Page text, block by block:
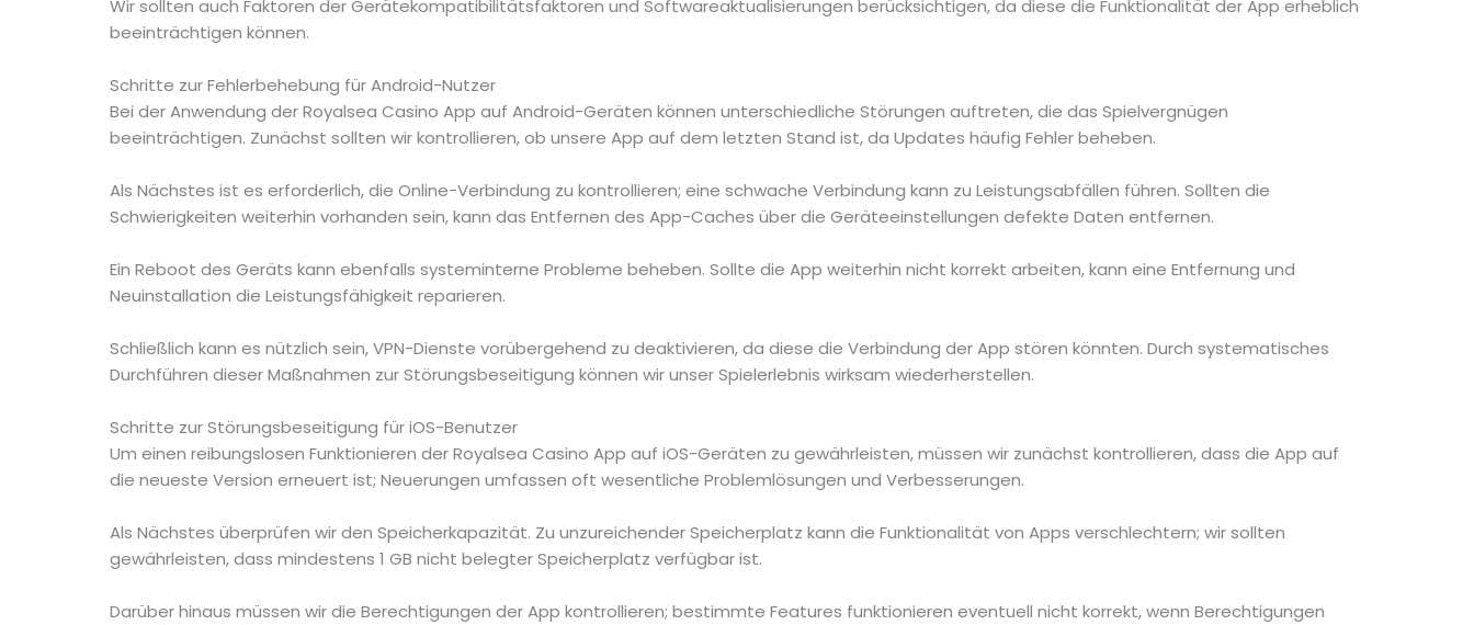
Wir sollten auch Faktoren der Gerätekompatibilitätsfaktoren und Softwareaktualisierungen berücksichtigen, da diese die Funktionalität der App erheblich
beeinträchtigen können.
Schritte zur Fehlerbehebung für Android-Nutzer
Bei der Anwendung der Royalsea Casino App auf Android-Geräten können unterschiedliche Störungen auftreten, die das Spielvergnügen
beeinträchtigen. Zunächst sollten wir kontrollieren, ob unsere App auf dem letzten Stand ist, da Updates häufig Fehler beheben.
Als Nächstes ist es erforderlich, die Online-Verbindung zu kontrollieren; eine schwache Verbindung kann zu Leistungsabfällen führen. Sollten die
Schwierigkeiten weiterhin vorhanden sein, kann das Entfernen des App-Caches über die Geräteeinstellungen defekte Daten entfernen.
Ein Reboot des Geräts kann ebenfalls systeminterne Probleme beheben. Sollte die App weiterhin nicht korrekt arbeiten, kann eine Entfernung und
Neuinstallation die Leistungsfähigkeit reparieren.
Schließlich kann es nützlich sein, VPN-Dienste vorübergehend zu deaktivieren, da diese die Verbindung der App stören könnten. Durch systematisches
Durchführen dieser Maßnahmen zur Störungsbeseitigung können wir unser Spielerlebnis wirksam wiederherstellen.
Schritte zur Störungsbeseitigung für iOS-Benutzer
Um einen reibungslosen Funktionieren der Royalsea Casino App auf iOS-Geräten zu gewährleisten, müssen wir zunächst kontrollieren, dass die App auf
die neueste Version erneuert ist; Neuerungen umfassen oft wesentliche Problemlösungen und Verbesserungen.
Als Nächstes überprüfen wir den Speicherkapazität. Zu unzureichender Speicherplatz kann die Funktionalität von Apps verschlechtern; wir sollten
gewährleisten, dass mindestens 1 GB nicht belegter Speicherplatz verfügbar ist.
Darüber hinaus müssen wir die Berechtigungen der App kontrollieren; bestimmte Features funktionieren eventuell nicht korrekt, wenn Berechtigungen